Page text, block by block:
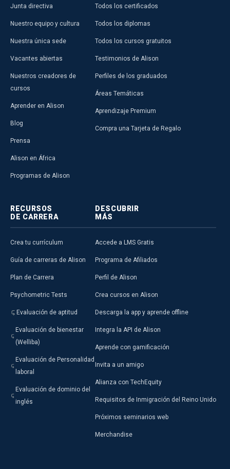
Junta directiva
Nuestro equipo y cultura
Nuestra única sede
Vacantes abiertas
Nuestros creadores de
cursos
Aprender en Alison
Blog
Prensa
Alison en África
Programas de Alison
Todos los certificados
Todos los diplomas
Todos los cursos gratuitos
Testimonios de Alison
Perfiles de los graduados
Áreas Temáticas
Aprendizaje Premium
Compra una Tarjeta de Regalo
RECURSOS
DE CARRERA
Crea tu currículum
Guía de carreras de Alison
Plan de Carrera
Psychometric Tests
Evaluación de aptitud
Evaluación de bienestar
(Welliba)
Evaluación de Personalidad
laboral
Evaluación de dominio del
inglés
DESCUBRIR
MÁS
Accede a LMS Gratis
Programa de Afiliados
Perfil de Alison
Crea cursos en Alison
Descarga la app y aprende offline
Integra la API de Alison
Aprende con gamificación
Invita a un amigo
Alianza con TechEquity
Requisitos de Inmigración del Reino Unido
Próximos seminarios web
Merchandise